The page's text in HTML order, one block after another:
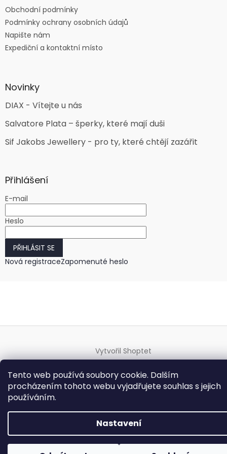
Tento web používá soubory cookie. Dalším
procházením tohoto webu vyjadřujete souhlas s jejich
používáním.
Nastavení
Obchodní podmínky
Podmínky ochrany osobních údajů
Napište nám
Expediční a kontaktní místo
Novinky
DIAX - Vítejte u nás
Salvatore Plata – šperky, které mají duši
Sif Jakobs Jewellery - pro ty, které chtějí zazářit
Přihlášení
E-mail
Heslo
PŘIHLÁSIT SE
Nová registraceZapomenuté heslo
Vytvořil Shoptet
Copyright 2026 HODINKY-HODINY.cz . Všechna práva
vyhrazena.Upravit nastavení cookies